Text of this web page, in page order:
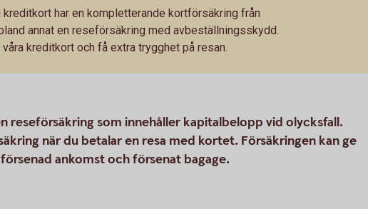
har en kompletterande kortförsäkring från
annat en reseförsäkring med avbeställningsskydd.
kreditkort och få extra trygghet på resan.
reseförsäkring som innehåller kapitalbelopp vid olycksfall.
när du betalar en resa med kortet. Försäkringen kan ge
ankomst och försenat bagage.